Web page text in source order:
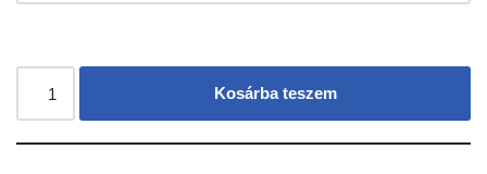
Kosárba teszem